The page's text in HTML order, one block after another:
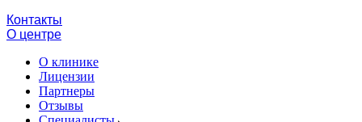
Контакты
О центре
О клинике
Лицензии
Партнеры
Отзывы